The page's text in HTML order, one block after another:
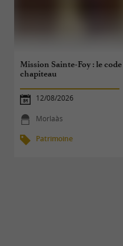
Mission Sainte-Foy : le
chapiteau
12/08/2026
Morlaàs
Patrimoine